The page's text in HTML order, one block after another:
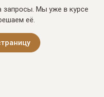
запросы. Мы уже в курсе
её.